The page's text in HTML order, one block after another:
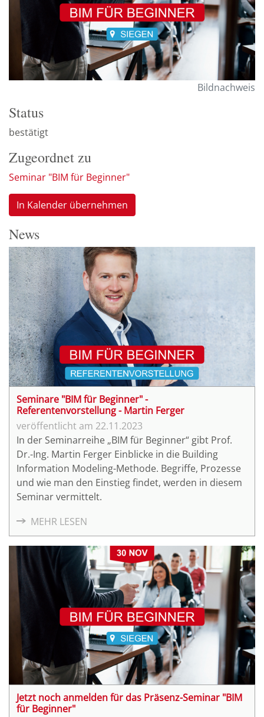
Bildnachweis
Status
bestätigt
Zugeordnet zu
Seminar "BIM für Beginner"
In Kalender übernehmen
News
Seminare "BIM für Beginner" -
Referentenvorstellung - Martin Ferger
22.11.2023
In der Seminarreihe „BIM für Beginner“ gibt Prof.
Dr.-Ing. Martin Ferger Einblicke in die Building
Information Modeling-Methode. Begriffe, Prozesse
und wie man den Einstieg findet, werden in diesem
Seminar vermittelt.
MEHR LESEN
Jetzt noch anmelden für das Präsenz-Seminar "BIM
für Beginner"